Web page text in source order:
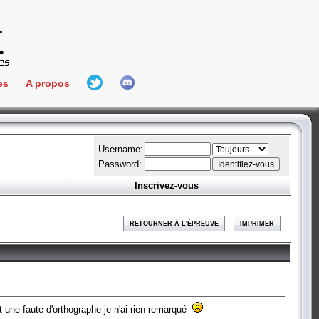
Connect
A propos
L'équipe
Hall Of Fame
Username:
Password:
Inscrivez-vous
RETOURNER À L'ÉPREUVE IMPRIMER
faute d'orthographe je n'ai rien remarqué